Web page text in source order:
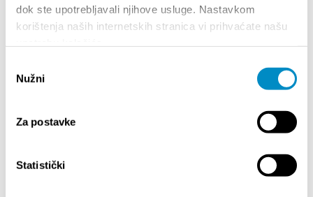
dok ste upotrebljavali njihove usluge. Nastavkom
korištenja naših internetskih stranica vi prihvaćate našu
pristanka
Nužni
Za postavke
Statistički
ZAKLJUČAK I MIŠLJENJE NADZOR 2024 [.PDF]